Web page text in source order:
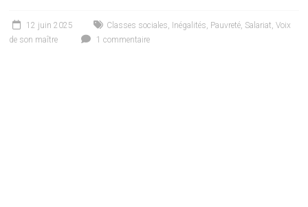
12 juin 2025 Classes sociales, Inégalités, Pauvreté, Salariat,Voix
de son maître
1 commentaire